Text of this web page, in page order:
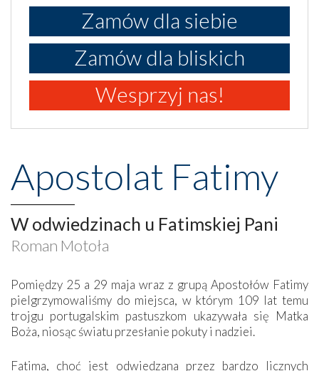
Zamów dla siebie
Zamów dla bliskich
Wesprzyj nas!
Apostolat Fatimy
W odwiedzinach u Fatimskiej Pani
Roman Motoła
Pomiędzy 25 a 29 maja wraz z grupą Apostołów Fatimy
pielgrzymowaliśmy do miejsca, w którym 109 lat temu
trojgu portugalskim pastuszkom ukazywała się Matka
Boża, niosąc światu przesłanie pokuty i nadziei.
Fatima, choć jest odwiedzana przez bardzo licznych